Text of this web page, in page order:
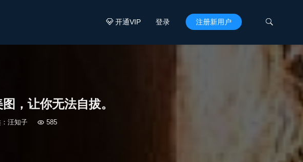
开通VIP 登录 注册新用户 
，让你无法自拔。
汪知子  585